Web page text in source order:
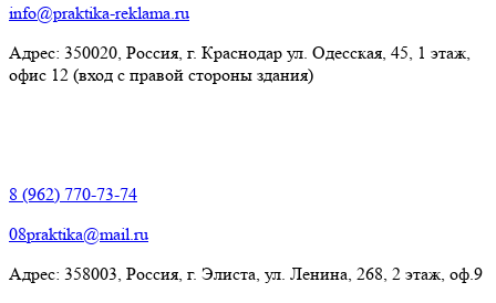
info@praktika-reklama.ru
Адрес: 350020, Россия, г. Краснодар ул. Одесская, 45, 1 этаж,
офис 12 (вход с правой стороны здания)
8 (962) 770-73-74
08praktika@mail.ru
Адрес:​ 358003, Россия, г. Элиста, ул. Ленина, 268, 2 этаж, оф.9